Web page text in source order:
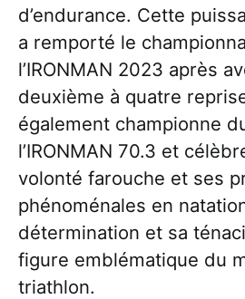
d’endurance. Cette
a remporté le
l’IRONMAN 2023 après
deuxième à quatre
également championne
l’IRONMAN 70.3 et
volonté farouche et ses
phénoménales en
détermination et sa
figure emblématique du
triathlon.